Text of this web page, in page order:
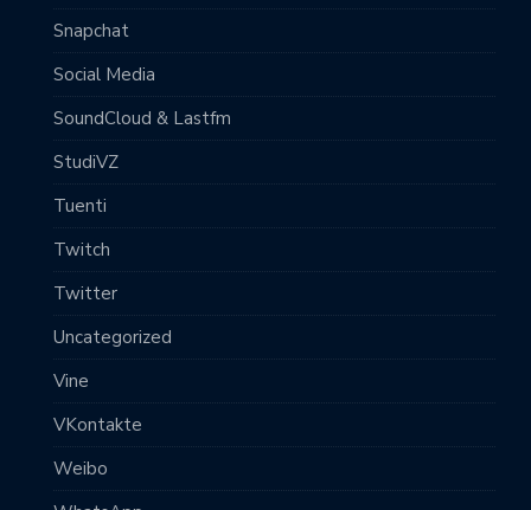
Snapchat
Social Media
SoundCloud & Lastfm
StudiVZ
Tuenti
Twitch
Twitter
Uncategorized
Vine
VKontakte
Weibo